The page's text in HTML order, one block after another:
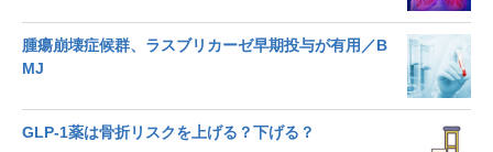
腫瘍崩壊症候群、ラスブリカーゼ早期投与が有用／B
MJ
GLP-1薬は骨折リスクを上げる？下げる？